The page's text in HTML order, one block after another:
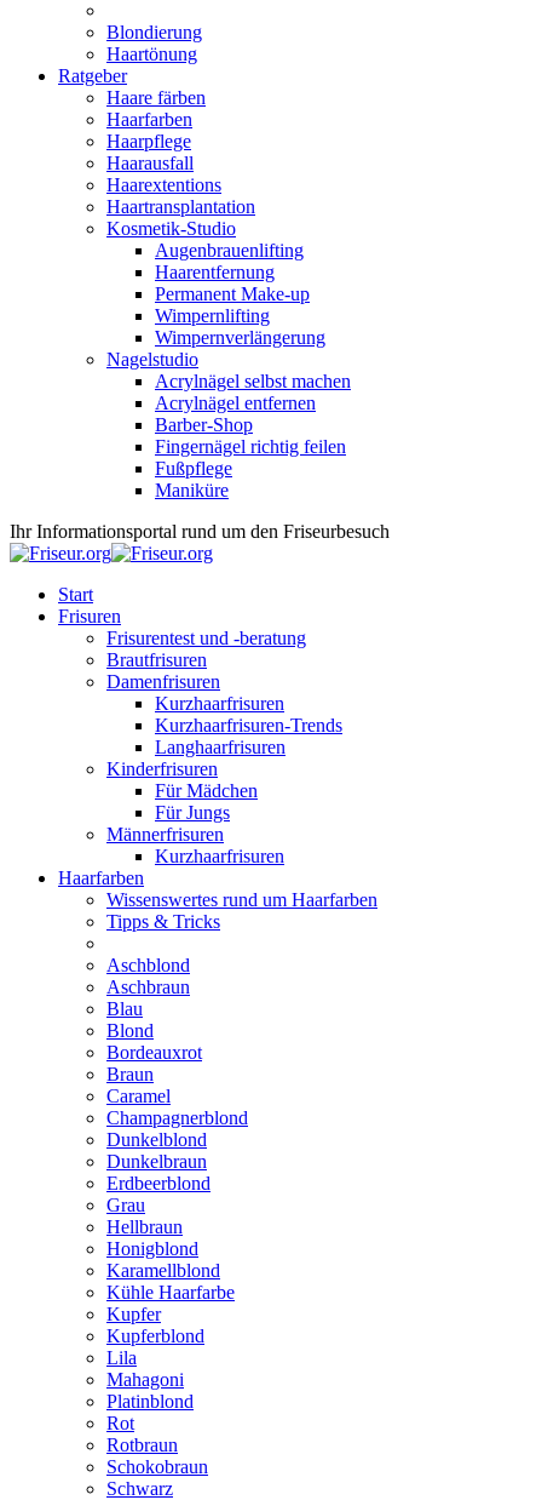
Blondierung
Haartönung
Ratgeber
Haare färben
Haarfarben
Haarpflege
Haarausfall
Haarextentions
Haartransplantation
Kosmetik-Studio
Augenbrauenlifting
Haarentfernung
Permanent Make-up
Wimpernlifting
Wimpernverlängerung
Nagelstudio
Acrylnägel selbst machen
Acrylnägel entfernen
Barber-Shop
Fingernägel richtig feilen
Fußpflege
Maniküre
Ihr Informationsportal rund um den Friseurbesuch
Start
Frisuren
Frisurentest und -beratung
Brautfrisuren
Damenfrisuren
Kurzhaarfrisuren
Kurzhaarfrisuren-Trends
Langhaarfrisuren
Kinderfrisuren
Für Mädchen
Für Jungs
Männerfrisuren
Kurzhaarfrisuren
Haarfarben
Wissenswertes rund um Haarfarben
Tipps & Tricks
Aschblond
Aschbraun
Blau
Blond
Bordeauxrot
Braun
Caramel
Champagnerblond
Dunkelblond
Dunkelbraun
Erdbeerblond
Grau
Hellbraun
Honigblond
Karamellblond
Kühle Haarfarbe
Kupfer
Kupferblond
Lila
Mahagoni
Platinblond
Rot
Rotbraun
Schokobraun
Schwarz